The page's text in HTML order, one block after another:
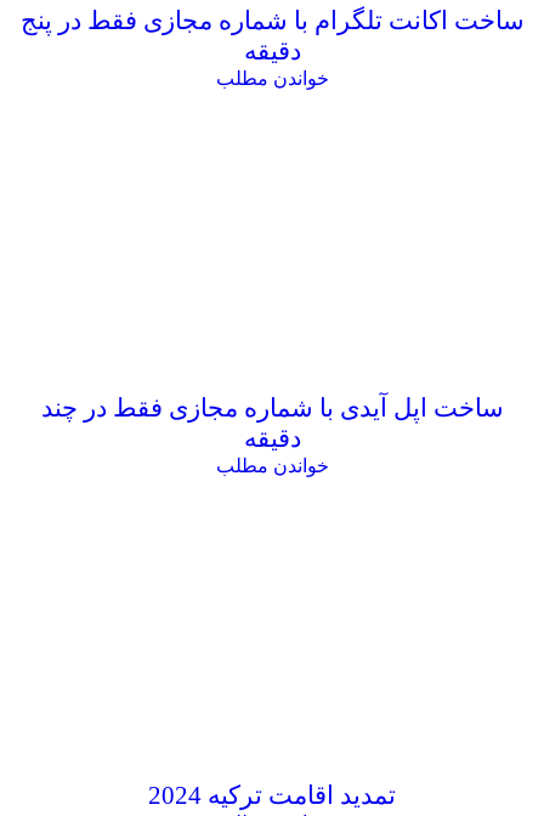
ساخت اکانت تلگرام با شماره مجازی فقط در پنج
دقیقه
خواندن مطلب
ساخت اپل آیدی با شماره مجازی فقط در چند
دقیقه
خواندن مطلب
تمدید اقامت ترکیه 2024